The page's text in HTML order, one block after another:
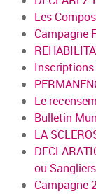
Les
Campagne
Inscriptions
Le
Bulletin
LA
ou Sangliers
Campagne